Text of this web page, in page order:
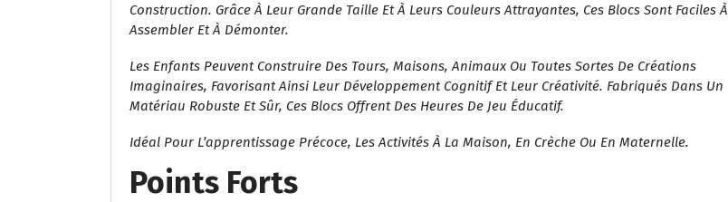
Construction. Grâce À Leur Grande Taille Et À Leurs Couleurs Attrayantes, Ces Blocs Sont Faciles À
Assembler Et À Démonter.
Les Enfants Peuvent Construire Des Tours, Maisons, Animaux Ou Toutes Sortes De Créations
Imaginaires, Favorisant Ainsi Leur Développement Cognitif Et Leur Créativité. Fabriqués Dans Un
Matériau Robuste Et Sûr, Ces Blocs Offrent Des Heures De Jeu Éducatif.
Idéal Pour L’apprentissage Précoce, Les Activités À La Maison, En Crèche Ou En Maternelle.
Points Forts